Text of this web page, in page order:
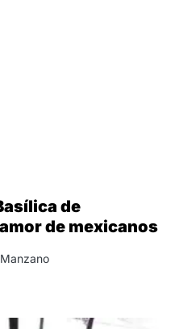
de
de mexicanos